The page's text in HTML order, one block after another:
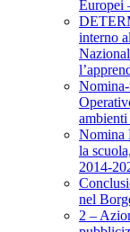
Europei
interno
Nomina
la
2014-
nel
2 –